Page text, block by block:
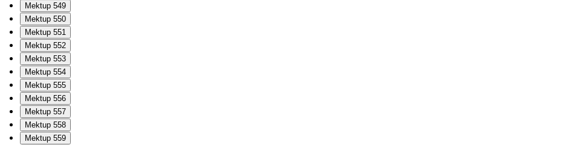
Mektup 549
Mektup 550
Mektup 551
Mektup 552
Mektup 553
Mektup 554
Mektup 555
Mektup 556
Mektup 557
Mektup 558
Mektup 559